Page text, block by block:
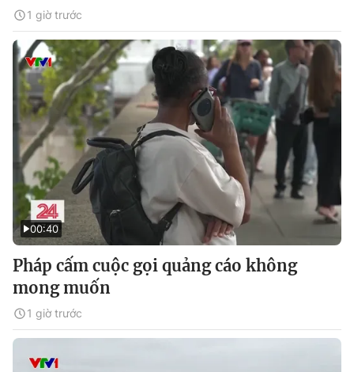
1 giờ trước
00:40
Pháp cấm cuộc gọi quảng cáo không
mong muốn
1 giờ trước